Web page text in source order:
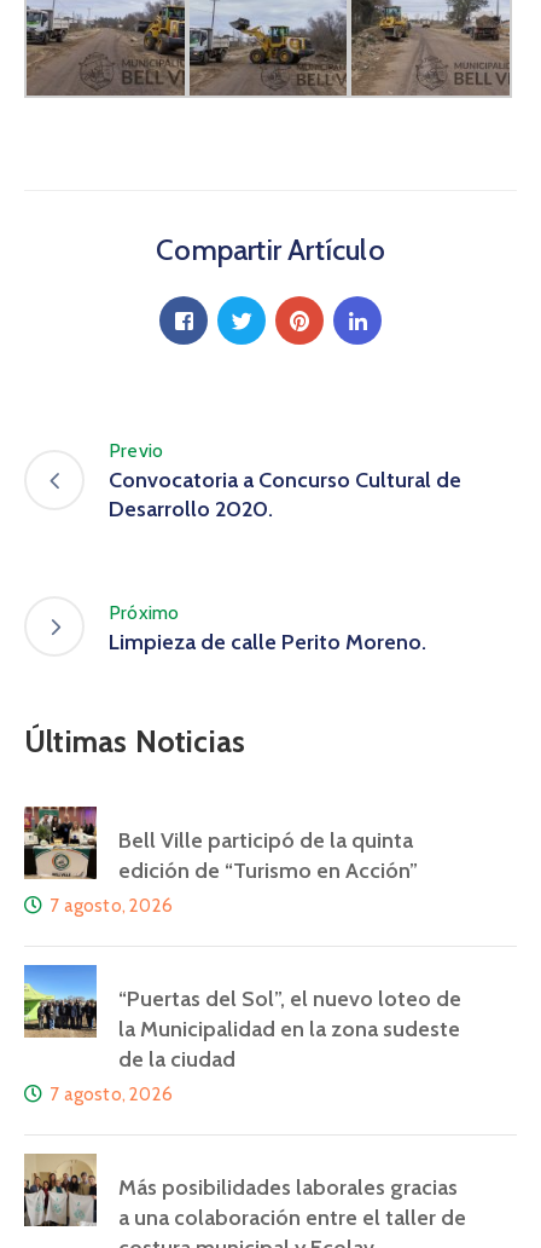
Compartir Artículo
Previo
Convocatoria a Concurso Cultural de
Desarrollo 2020.
Próximo
Limpieza de calle Perito Moreno.
Últimas Noticias
Bell Ville participó de la quinta
edición de “Turismo en Acción”
7 agosto, 2026
“Puertas del Sol”, el nuevo loteo de
la Municipalidad en la zona sudeste
de la ciudad
7 agosto, 2026
Más posibilidades laborales gracias
a una colaboración entre el taller de